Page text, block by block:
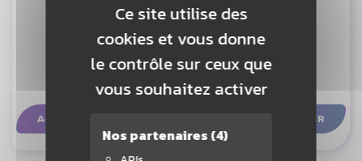
Ce site utilise des
cookies et vous donne
le contrôle sur ceux que
vous souhaitez activer
Nos partenaires(4)
YONEX T-SHIRT
39,90 €
AJOUTER AU PANIER
YONEX T-SHIRT
39,90 €
AJOUTER AU PANIER